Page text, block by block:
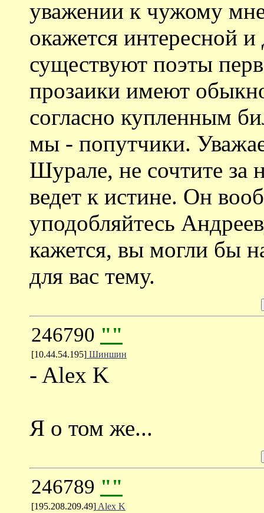
уважении к чужому
окажется интересной
существуют поэты
прозаики имеют
согласно купленным
мы - попутчики.
Шурале, не сочтите за
ведет к истине. Он
уподобляйтесь
кажется, вы могли бы
для вас тему.
246790 ""
[10.44.54.195] Шиншин
- Alex K
Я о том же...
246789 ""
[195.208.209.49] Alex K